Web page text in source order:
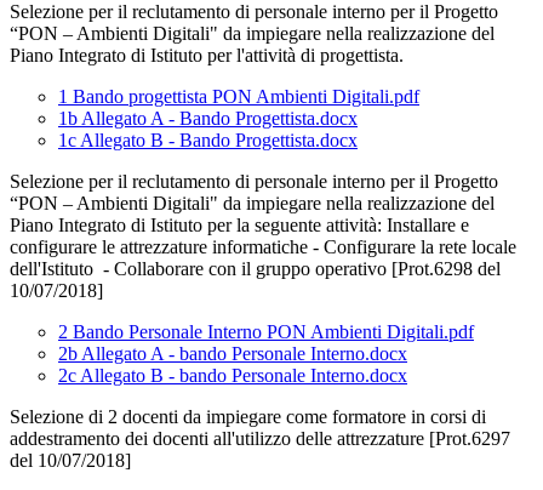
Selezione per il reclutamento di personale interno per il Progetto
“PON – Ambienti Digitali" da impiegare nella realizzazione del
Piano Integrato di Istituto per l'attività di progettista.
1 Bando progettista PON Ambienti Digitali.pdf
1b Allegato A - Bando Progettista.docx
1c Allegato B - Bando Progettista.docx
Selezione per il reclutamento di personale interno per il Progetto
“PON – Ambienti Digitali" da impiegare nella realizzazione del
Piano Integrato di Istituto per la seguente attività: Installare e
configurare le attrezzature informatiche - Configurare la rete locale
dell'Istituto - Collaborare con il gruppo operativo [Prot.6298 del
10/07/2018]
2 Bando Personale Interno PON Ambienti Digitali.pdf
2b Allegato A - bando Personale Interno.docx
2c Allegato B - bando Personale Interno.docx
Selezione di 2 docenti da impiegare come formatore in corsi di
addestramento dei docenti all'utilizzo delle attrezzature [Prot.6297
del 10/07/2018]